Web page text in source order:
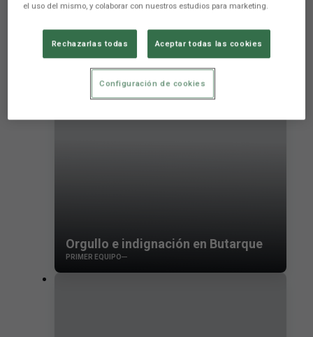
RESUMEN | CD Leganés-Levante UD
Orgullo e indignación en Butarque
PRIMER EQUIPO
el uso del mismo, y colaborar con nuestros estudios para marketing.
Rechazarlas todas Aceptar todas las cookies
Configuración de cookies